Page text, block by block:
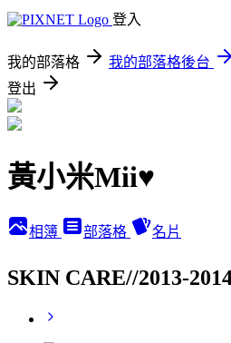
登入
我的部落格 我的部落格後台
登出
黃小米Mii♥
相簿 部落格 名片
SKIN CARE//2013-